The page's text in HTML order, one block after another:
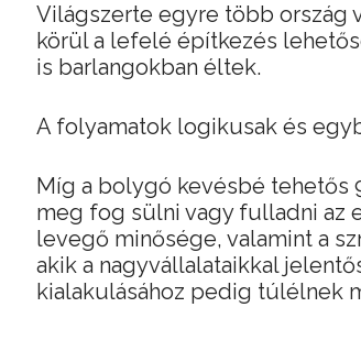
Világszerte egyre több ország
körül a lefelé építkezés
is barlangokban éltek.
A folyamatok logikusak és
Míg a bolygó kevésbé tehetős
meg fog sülni vagy fulladni az
levegő minősége, valamint a
akik a nagyvállalataikkal
kialakulásához pedig túlélnek